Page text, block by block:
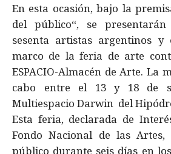
En esta ocasión, bajo la
del público“, se
sesenta artistas argentinos
marco de la feria de arte
ESPACIO-Almacén de Arte. La
cabo entre el 13 y 18 de
Multiespacio Darwin del
Esta feria, declarada de
Fondo Nacional de las
público durante seis días en